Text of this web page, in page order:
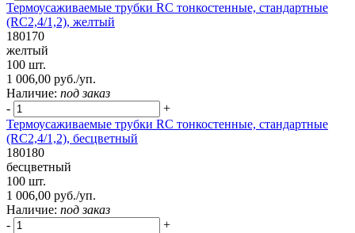
Термоусаживаемые трубки RC тонкостенные, стандартные
(RC2,4/1,2), желтый
180170
желтый
100 шт.
1 006,00 руб./уп.
Наличие: под заказ
-
+
Термоусаживаемые трубки RC тонкостенные, стандартные
(RC2,4/1,2), бесцветный
180180
бесцветный
100 шт.
1 006,00 руб./уп.
Наличие: под заказ
-
+